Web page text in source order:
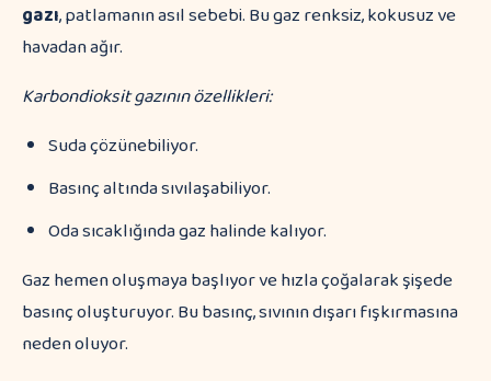
gazı, patlamanın asıl sebebi. Bu gaz renksiz, kokusuz ve
havadan ağır.
Karbondioksit gazının özellikleri:
Suda çözünebiliyor.
Basınç altında sıvılaşabiliyor.
Oda sıcaklığında gaz halinde kalıyor.
Gaz hemen oluşmaya başlıyor ve hızla çoğalarak şişede
basınç oluşturuyor. Bu basınç, sıvının dışarı fışkırmasına
neden oluyor.